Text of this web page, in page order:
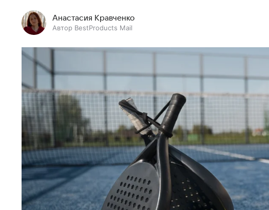
Анастасия Кравченко
Автор BestProducts Mail